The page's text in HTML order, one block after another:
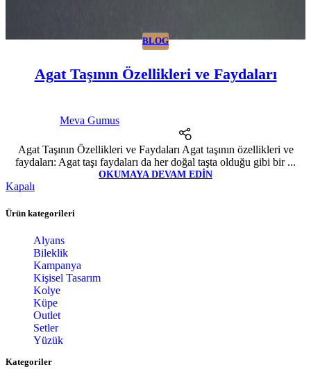
BLOG
Agat Taşının Özellikleri ve Faydaları
Meva Gumus
Agat Taşının Özellikleri ve Faydaları Agat taşının özellikleri ve
faydaları: Agat taşı faydaları da her doğal taşta olduğu gibi bir ...
OKUMAYA DEVAM EDIN
Kapalı
Ürün kategorileri
Alyans
Bileklik
Kampanya
Kişisel Tasarım
Kolye
Küpe
Outlet
Setler
Yüzük
Kategoriler